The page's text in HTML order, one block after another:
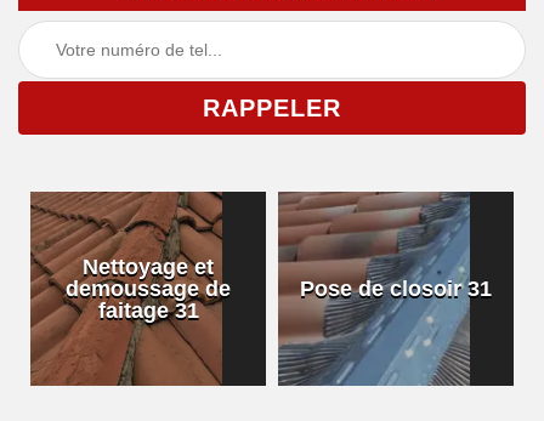
Nettoyage et
demoussage de
faitage 31
Pose de closoir 31